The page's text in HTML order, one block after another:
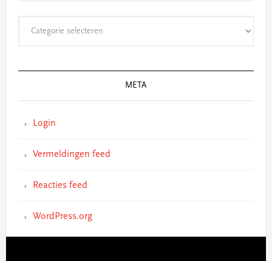
META
Login
Vermeldingen feed
Reacties feed
WordPress.org